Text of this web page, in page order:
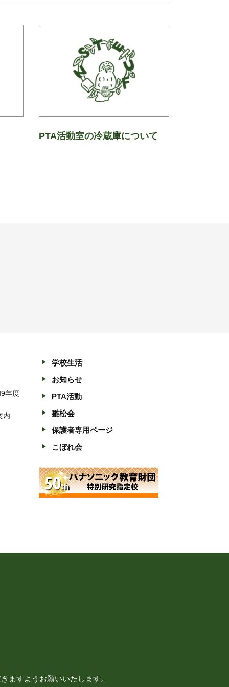
PTA活動室の冷蔵庫について
年度
内
学校生活
お知らせ
PTA活動
雛松会
保護者専用ページ
こぼれ会
ますようお願いいたします。